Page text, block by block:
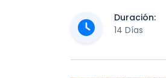
Duración:
14 Días